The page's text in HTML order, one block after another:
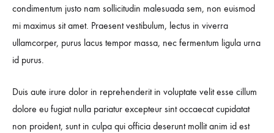
condimentum justo nam sollicitudin malesuada sem, non euismod
mi maximus sit amet. Praesent vestibulum, lectus in viverra
ullamcorper, purus lacus tempor massa, nec fermentum ligula urna
id purus.
Duis aute irure dolor in reprehenderit in voluptate velit esse cillum
dolore eu fugiat nulla pariatur excepteur sint occaecat cupidatat
non proident, sunt in culpa qui officia deserunt mollit anim id est